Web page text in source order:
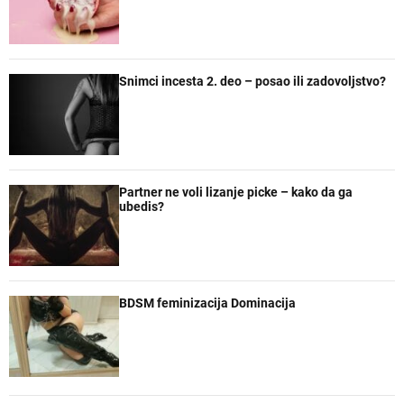
Snimci incesta 2. deo – posao ili zadovoljstvo?
Partner ne voli lizanje picke – kako da ga
ubedis?
BDSM feminizacija Dominacija